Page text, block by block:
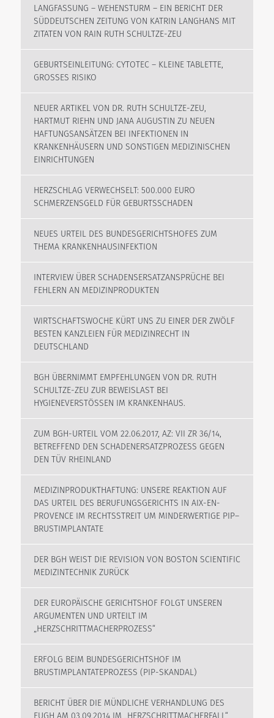
LANGFASSUNG – WEHENSTURM – EIN BERICHT DER
SÜDDEUTSCHEN ZEITUNG VON KATRIN LANGHANS MIT
ZITATEN VON RAIN RUTH SCHULTZE-ZEU
GEBURTSEINLEITUNG: CYTOTEC – KLEINE TABLETTE,
GROSSES RISIKO
NEUER ARTIKEL VON DR. RUTH SCHULTZE-ZEU,
HARTMUT RIEHN UND JANA AUGUSTIN ZU NEUEN
HAFTUNGSANSÄTZEN BEI INFEKTIONEN IN
KRANKENHÄUSERN UND SONSTIGEN MEDIZINISCHEN
EINRICHTUNGEN
HERZSCHLAG VERWECHSELT: 500.000 EURO
SCHMERZENSGELD FÜR GEBURTSSCHADEN
NEUES URTEIL DES BUNDESGERICHTSHOFES ZUM
THEMA KRANKENHAUSINFEKTION
INTERVIEW ÜBER SCHADENSERSATZANSPRÜCHE BEI
FEHLERN AN MEDIZINPRODUKTEN
WIRTSCHAFTSWOCHE KÜRT UNS ZU EINER DER ZWÖLF
BESTEN KANZLEIEN FÜR MEDIZINRECHT IN
DEUTSCHLAND
BGH ÜBERNIMMT EMPFEHLUNGEN VON DR. RUTH
SCHULTZE-ZEU ZUR BEWEISLAST BEI
HYGIENEVERSTÖSSEN IM KRANKENHAUS.
ZUM BGH-URTEIL VOM 22.06.2017, AZ: VII ZR 36/14,
BETREFFEND DEN SCHADENERSATZPROZESS GEGEN
DEN TÜV RHEINLAND
MEDIZINPRODUKTHAFTUNG: UNSERE REAKTION AUF
DAS URTEIL DES BERUFUNGSGERICHTS IN AIX-EN-
PROVENCE IM RECHTSSTREIT UM MINDERWERTIGE PIP–
BRUSTIMPLANTATE
DER BGH WEIST DIE REVISION VON BOSTON SCIENTIFIC
MEDIZINTECHNIK ZURÜCK
DER EUROPÄISCHE GERICHTSHOF FOLGT UNSEREN
ARGUMENTEN UND URTEILT IM
„HERZSCHRITTMACHERPROZESS“
ERFOLG BEIM BUNDESGERICHTSHOF IM
BRUSTIMPLANTATEPROZESS (PIP-SKANDAL)
BERICHT ÜBER DIE MÜNDLICHE VERHANDLUNG DES